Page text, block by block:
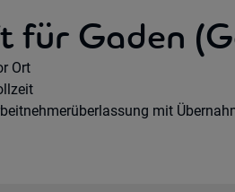
für Gaden
Option:
Ort
mit